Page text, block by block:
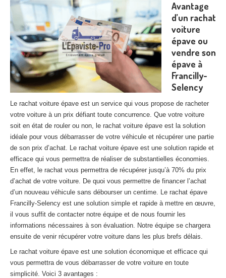
CENTRE VHU AGRÉE
Centreagréé VHU Paris 75 : casse auto avec destruction
Centreagréé VHU 77 : casse auto avec destruction
Centreagréé VHU 78 : casse auto avec destruction
Centreagréé VHU 91 : casse auto avec destruction
Centreagréé VHU 92 : casse auto avec destruction
agréé VHU 93 : casse auto avec destruction
Centreagréé VHU 94 : casse auto avec destruction
Centreagréé VHU 95 : casse auto avec destruction
DOCUMENTSÀ JOINDRE
RACHATVÉHICULES
CONTACT
01 83 64 20 40
Avantage
d’un rachat
voiture
épave ou
vendre son
épave à
Francilly-
Selency
Le rachat voiture épave est un service qui vous propose de racheter
votre voiture à un prix défiant toute concurrence. Que votre voiture
soit en état de rouler ou non, le rachat voiture épave est la solution
idéale pour vous débarrasser de votre véhicule et récupérer une partie
de son prix d’achat. Le rachat voiture épave est une solution rapide et
efficace qui vous permettra de réaliser de substantielles économies.
En effet, le rachat vous permettra de récupérer jusqu’à 70% du prix
d’achat de votre voiture. De quoi vous permettre de financer l’achat
d’un nouveau véhicule sans débourser un centime. Le rachat épave
Francilly-Selency est une solution simple et rapide à mettre en œuvre,
il vous suffit de contacter notre équipe et de nous fournir les
informations nécessaires à son évaluation. Notre équipe se chargera
ensuite de venir récupérer votre voiture dans les plus brefs délais.
Le rachat voiture épave est une solution économique et efficace qui
vous permettra de vous débarrasser de votre voiture en toute
simplicité. Voici 3 avantages :